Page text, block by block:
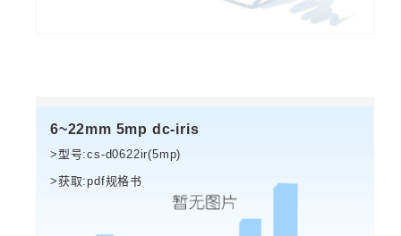
6~22mm 5mp dc-iris
>型号:cs-d0622ir(5mp)
>获取:pdf规格书